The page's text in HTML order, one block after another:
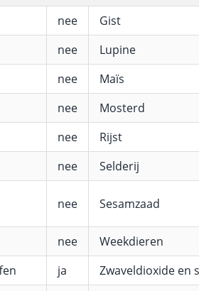
nee Gist
nee Lupine
nee Maïs
nee Mosterd
nee Rijst
nee Selderij
nee Sesamzaad
nee Weekdieren
ja Zwaveldioxide en